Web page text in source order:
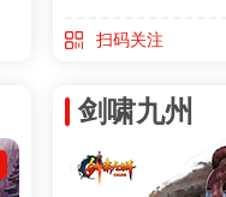
扫码关注
剑啸九州